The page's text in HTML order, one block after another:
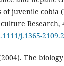
of juvenile cobia
Research,
j.1365-
The